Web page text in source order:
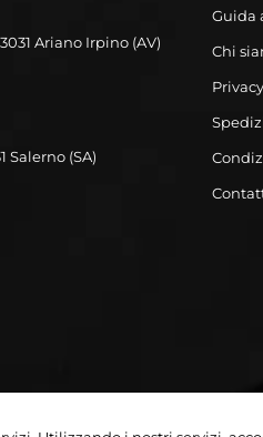
Ariano Irpino (AV)
Salerno (SA)
Guida
Chi